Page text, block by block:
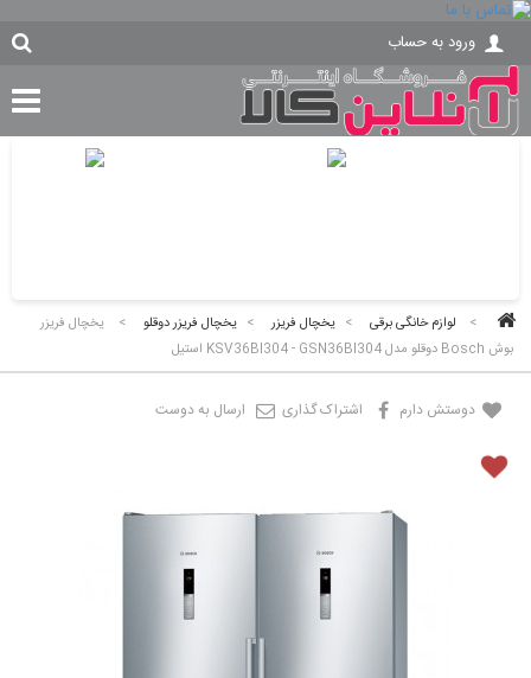
ورود به حساب
> لوازم خانگی برقی > یخچال فریزر > یخچال فریزر دوقلو >
یخچال فریزر
بوش Bosch دوقلو مدل KSV36BI304 - GSN36BI304 استیل
دوستش دارم اشتراک گذاری ارسال به دوست